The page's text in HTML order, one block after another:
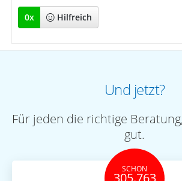
0x Hilfreich
Und jetzt?
Für jeden die richtige
gut.
SCHON
305.763